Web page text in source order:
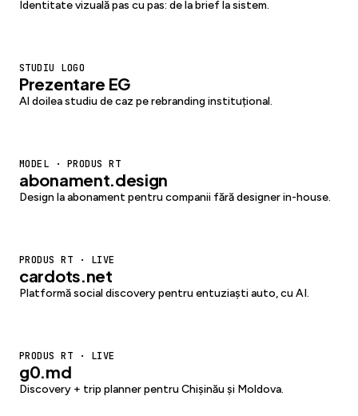
Identitate vizuală pas cu pas: de la brief la sistem.
STUDIU LOGO
Prezentare EG
Al doilea studiu de caz pe rebranding instituțional.
MODEL · PRODUS RT
abonament.design
Design la abonament pentru companii fără designer in-house.
PRODUS RT · LIVE
cardots.net
Platformă social discovery pentru entuziaști auto, cu AI.
PRODUS RT · LIVE
g0.md
Discovery + trip planner pentru Chișinău și Moldova.